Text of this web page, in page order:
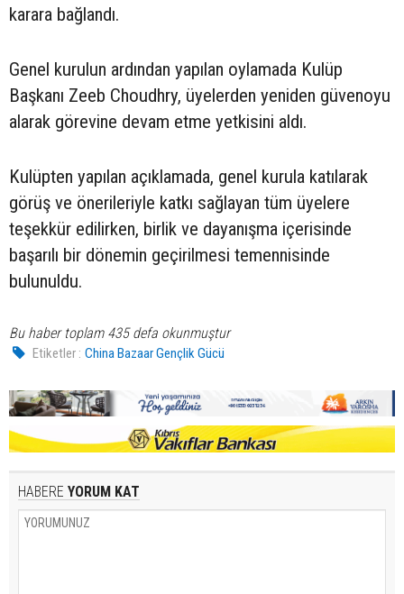
karara bağlandı.
Genel kurulun ardından yapılan oylamada Kulüp
Başkanı Zeeb Choudhry, üyelerden yeniden güvenoyu
alarak görevine devam etme yetkisini aldı.
Kulüpten yapılan açıklamada, genel kurula katılarak
görüş ve önerileriyle katkı sağlayan tüm üyelere
teşekkür edilirken, birlik ve dayanışma içerisinde
başarılı bir dönemin geçirilmesi temennisinde
bulunuldu.
Bu haber toplam 435 defa okunmuştur
Etiketler : China Bazaar Gençlik Gücü
HABERE YORUM KAT